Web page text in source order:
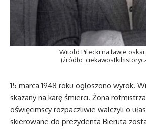
Witold Pilecki na ławie
(źródło:
15 marca 1948 roku ogłoszono wyrok.
skazany na karę śmierci. Żona
oświęcimscy rozpaczliwie walczyli o
skierowane do prezydenta Bieruta